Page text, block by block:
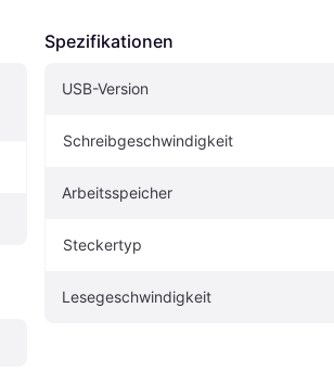
Spezifikationen
USB-Version
Schreibgeschwindigkeit
Arbeitsspeicher
Steckertyp
Lesegeschwindigkeit